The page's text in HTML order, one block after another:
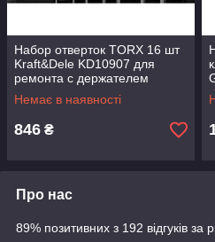
Набор отверток TORX 16 шт
Kraft&Dele KD10907 для
ремонта с держателем
Немає в наявності
846 ₴
Про нас
89% позитивних з 192 відгуків за